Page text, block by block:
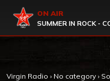
Virgin Radio
ON AIR
SUMMER IN ROCK -
Virgin Radio › No category ›